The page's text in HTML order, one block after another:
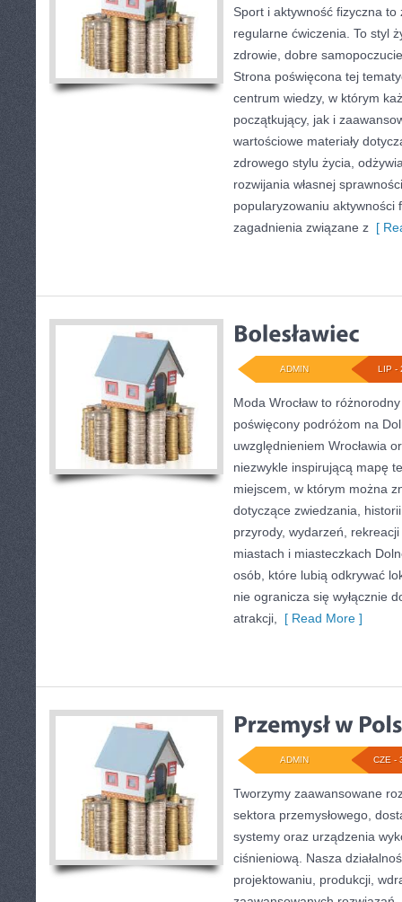
Sport i aktywność fizyczna
regularne ćwiczenia. To styl
zdrowie, dobre
Strona poświęcona tej
centrum wiedzy, w którym
początkujący, jak i
wartościowe materiały
zdrowego stylu życia,
rozwijania własnej
popularyzowaniu aktywności
zagadnienia związane z [
LIP -
ADMIN
Moda Wrocław to
poświęcony podróżom na
uwzględnieniem Wrocławia
niezwykle inspirującą mapę
miejscem, w którym można
dotyczące zwiedzania,
przyrody, wydarzeń,
miastach i miasteczkach
osób, które lubią odkrywać
nie ogranicza się wyłącznie
atrakcji,
[ Read More ]
CZE -
ADMIN
Tworzymy zaawansowane
sektora przemysłowego,
systemy oraz urządzenia
ciśnieniową. Nasza
projektowaniu, produkcji,